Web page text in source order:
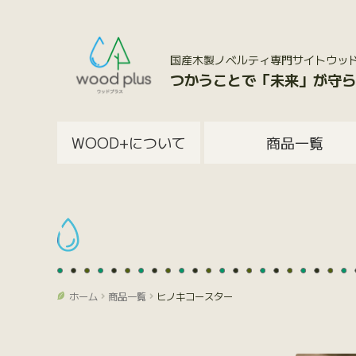
国産木製ノベルティ専門サイトウッ
つかうことで「未来」が守
WOOD+について 商品一覧
ホーム 商品一覧 ヒノキコースター